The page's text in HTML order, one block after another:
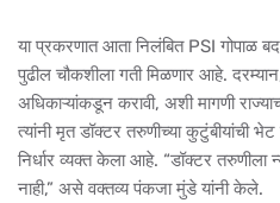
या प्रकरणात आता निलंबित PSI गोपाळ
पुढील चौकशीला गती मिळणार आहे.
अधिकाऱ्यांकडून करावी, अशी मागणी
त्यांनी मृत डॉक्टर तरुणीच्या कुटुंबीयांची
निर्धार व्यक्त केला आहे. “डॉक्टर तरुणीला
नाही,” असे वक्तव्य पंकजा मुंडे यांनी केले.